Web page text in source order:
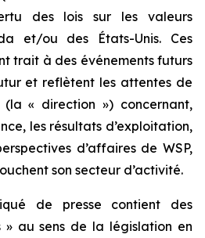
des lois sur les valeurs
et/ou des États-Unis. Ces
trait à des événements futurs
et reflètent les attentes de
« direction ») concernant,
les résultats d’exploitation,
d’affaires de WSP,
son secteur d’activité.
de presse contient des
» au sens de la législation en